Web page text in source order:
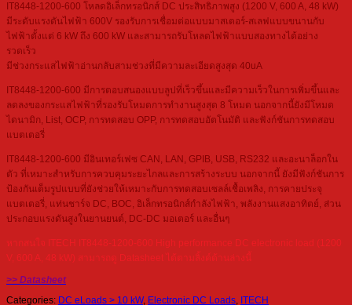
IT8448-1200-600 โหลดอิเล็กทรอนิกส์ DC ประสิทธิภาพสูง (1200 V, 600 A, 48 kW)
มีระดับแรงดันไฟฟ้า 600V รองรับการเชื่อมต่อแบบมาสเตอร์-สเลฟแบบขนานกับ
ไฟฟ้าตั้งแต่ 6 kW ถึง 600 kW และสามารถรับโหลดไฟฟ้าแบบสองทางได้อย่าง
รวดเร็ว
มีช่วงกระแสไฟฟ้าอ่านกลับสามช่วงที่มีความละเอียดสูงสุด 40uA
IT8448-1200-600 มีการตอบสนองแบบลูปที่เร็วขึ้นและมีความเร็วในการเพิ่มขึ้นและ
ลดลงของกระแสไฟฟ้าที่รองรับโหมดการทำงานสูงสุด 8 โหมด นอกจากนี้ยังมีโหมด
ไดนามิก, List, OCP, การทดสอบ OPP, การทดสอบอัตโนมัติ และฟังก์ชันการทดสอบ
แบตเตอรี่
IT8448-1200-600 มีอินเทอร์เฟซ CAN, LAN, GPIB, USB, RS232 และอะนาล็อกใน
ตัว ที่เหมาะสำหรับการควบคุมระยะไกลและการสร้างระบบ นอกจากนี้ ยังมีฟังก์ชันการ
ป้องกันเต็มรูปแบบที่ยังช่วยให้เหมาะกับการทดสอบเซลล์เชื้อเพลิง, การคายประจุ
แบตเตอรี่, แท่นชาร์จ DC, BOC, อิเล็กทรอนิกส์กำลังไฟฟ้า, พลังงานแสงอาทิตย์, ส่วน
ประกอบแรงดันสูงในยานยนต์, DC-DC มอเตอร์ และอื่นๆ
หากสนใจ ITECH IT8448-1200-600 High performance DC electronic load (1200
V, 600 A, 48 kW) สามารถดู Datasheet ได้ตามลิ้งค์ด้านล่างนี้
>> Datasheet
Categories: DC eLoads > 10 kW, Electronic DC Loads, ITECH